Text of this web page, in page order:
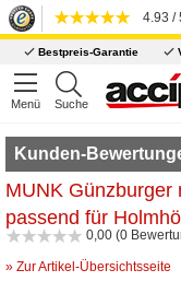
4.93 /
Bestpreis-Garantie
Menü Suche
Kunden-
MUNK Günzburger
passend für
0,00 (0
» Zur Artikel-Übersichtsseite